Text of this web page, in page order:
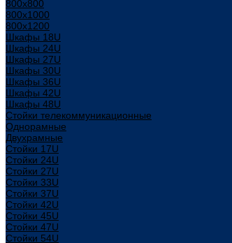
800x800
800х1000
800х1200
Шкафы 18U
Шкафы 24U
Шкафы 27U
Шкафы 30U
Шкафы 36U
Шкафы 42U
Шкафы 48U
Стойки телекоммуникационные
Однорамные
Двухрамные
Стойки 17U
Стойки 24U
Стойки 27U
Стойки 33U
Стойки 37U
Стойки 42U
Стойки 45U
Стойки 47U
Стойки 54U